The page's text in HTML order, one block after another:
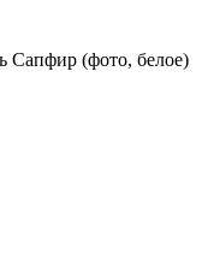
Сапфир (фото, белое)